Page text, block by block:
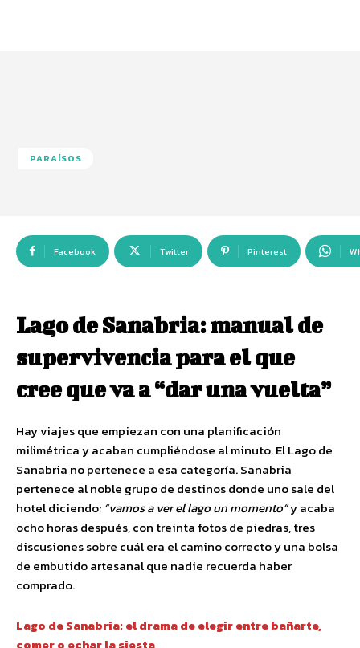
PARAÍSOS
Facebook Twitter Pinterest
Lago de Sanabria: manual de
supervivencia para el que
cree que va a “dar una vuelta”
Hay viajes que empiezan con una planificación
milimétrica y acaban cumpliéndose al minuto. El Lago de
Sanabria no pertenece a esa categoría. Sanabria
pertenece al noble grupo de destinos donde uno sale del
hotel diciendo: “vamos a ver el lago un momento”y acaba
ocho horas después, con treinta fotos de piedras, tres
discusiones sobre cuál era el camino correcto y una bolsa
de embutido artesanal que nadie recuerda haber
comprado.
Lago de Sanabria: el drama de elegir entre bañarte,